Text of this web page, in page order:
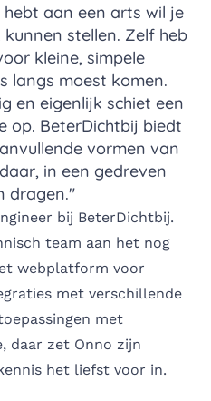
aan een arts wil je
stellen. Zelf heb
kleine, simpele
langs moest komen.
en eigenlijk schiet een
op. BeterDichtbij biedt
vormen van
in een gedreven
dragen."
bij BeterDichtbij.
team aan het nog
webplatform voor
met verschillende
met
daar zet Onno zijn
het liefst voor in.